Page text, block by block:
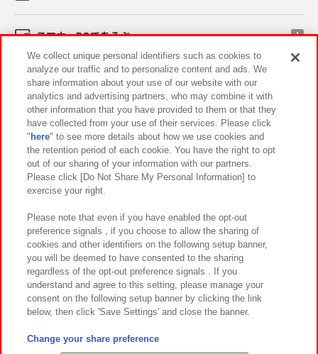
スマホ・PCであそぶ
イベント・キャンペーン
関連会社 サステナビリティ サイトポリシー
プライバシーポリシー ウェブアクセシビリティ方針と検証結果
お取引先さまとともに
カスタマーハラスメント対応方針 よくあるご質問・お問い合わせ
©Bandai Namco Amusement Inc.
©Bandai Namco Amusement Lab Inc.
We collect unique personal identifiers such as cookies to
analyze our traffic and to personalize content and ads. We
share information about your use of our website with our
analytics and advertising partners, who may combine it with
other information that you have provided to them or that they
have collected from your use of their services. Please click
" here" to see more details about how we use cookies and
the retention period of each cookie. You have the right to opt
out of our sharing of your information with our partners.
Please click [Do Not Share My Personal Information] to
exercise your right.
Please note that even if you have enabled the opt-out
preference signals , if you choose to allow the sharing of
cookies and other identifiers on the following setup banner,
you will be deemed to have consented to the sharing
regardless of the opt-out preference signals . If you
understand and agree to this setting, please manage your
consent on the following setup banner by clicking the link
below, then click 'Save Settings' and close the banner.
Change your share preference